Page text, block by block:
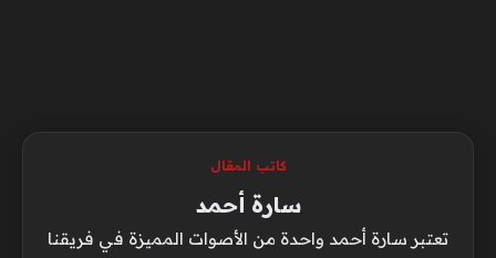
كاتب المقال
سارة أحمد
تعتبر سارة أحمد واحدة من الأصوات المميزة في فريقنا